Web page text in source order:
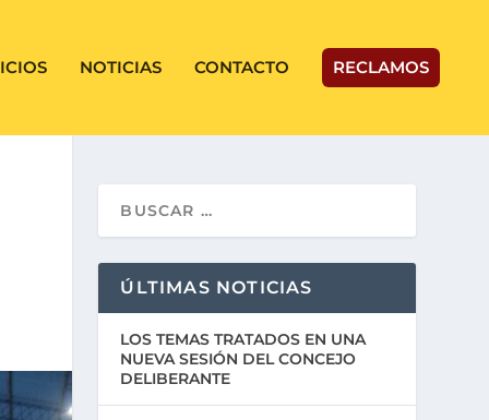
NOTICIAS CONTACTO RECLAMOS
ÚLTIMAS NOTICIAS
LOS TEMAS TRATADOS EN UNA
NUEVA SESIÓN DEL CONCEJO
DELIBERANTE